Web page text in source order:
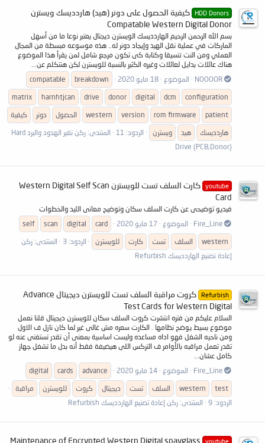
HDD Donors
كيفية الحصول على دونر (هيد) هاردديسك ويسترن
Compatable Western Digital Donor
بسم الله الرحمن الرحيم الهاردديسك الويسترن ديجتال يعتبر نوعا ما من أسهل
الماركات في عملية نقل الهيد وإيجاد دونر له.. هذه موسوعه مبسطة من المجال
العملي ومن النت تنسيقا وكتابة كى تكون مرجع شامل لمن يقرأ هذا الموضوع
هناك عائلات بدايل لعائلات وغيره الكثير بالنسبة للويسترن لكن هنتكلم عن...
NOOOOR
الموضوع 18 مايو 2020 breakdown
compatable
configuration
dcm
digital
donor
drive
harnhtjcan
matrix
patient
rom firmware
version
western الحصول دونر
كيفية
هاردديسك
هيد ويسترن الردود: 11 المنتدى:
ركن تغير الهدود والبرد Hard
Drive (PCB,Donor)
youtube
كارت السلف تست للويسترن Western Digital Self Scan
Card
فيديو توضيحى عن كارت السلف سكان وتوضيح معانى الليد والخطوات
Fire_Line
الموضوع 17 مايو 2020 card
digital
scan
self
western
السلف تست كارت للويسترن الردود: 3 المنتدى: ركن
إعادة تصنيع الهاردديسك Refurbish
Refurbish
كروت مراقبة السلف تست للويسترن ديجيتال Advance
Test Cards for Western Digital
السلام عليكم من فتره انتشرت كروت السلف سكان للويسترن ديجيتال قلنا نعمل
موضوع بسيط يوضح نظامها . الكارت سعره مش غالى غير لما كان نازل ف الاول
ومن ناحيه الشغل فهو اداه مساعده وليست اساسية بمعنى أن تقدر تستغنى عنه لو
تقدر تعمل مراقبه بالأوامر ف التركس اللى هيضيفة فقط أنه بدل ما تشغل جهاز
كامل عشان...
Fire_Line
الموضوع 14 مايو 2020 advance
cards
digital
test
western السلف تست ديجيتال كروت للويسترن
مراقبة
الردود: 9
المنتدى: ركن إعادة تصنيع الهاردديسك Refurbish
youtube
Maintenance of Encrypted Western Digital spayglass